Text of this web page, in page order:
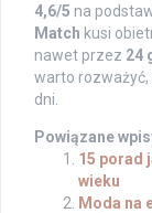
4,6/5 na
Match kusi
nawet przez 24
warto rozważyć,
dni.
Powiązane
15 porad
wieku
Moda na